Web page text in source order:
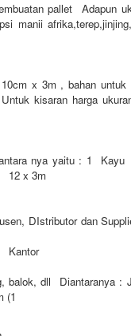
pallet Adapun
manii
x 3m , bahan untuk
kisaran harga
nya yaitu : 1
12 x 3m
DIstributor dan
Kantor
dll Diantaranya :
(1